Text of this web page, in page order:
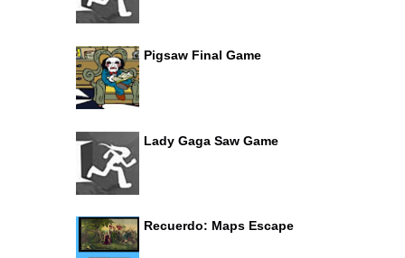
Pigsaw Final Game
Lady Gaga Saw Game
Recuerdo: Maps Escape